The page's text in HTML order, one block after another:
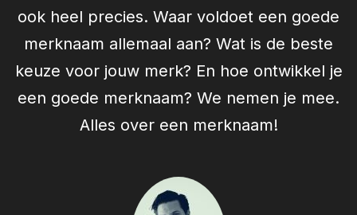
ook heel precies. Waar voldoet een goede
merknaam allemaal aan? Wat is de beste
keuze voor jouw merk? En hoe ontwikkel je
een goede merknaam? We nemen je mee.
Alles over een merknaam!